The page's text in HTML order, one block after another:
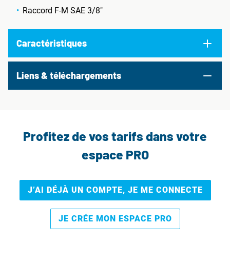
Raccord F-M SAE 3/8"
Caractéristiques
Liens & téléchargements
Profitez de vos tarifs dans votre
espace PRO
J’AI DÉJÀ UN COMPTE, JE ME CONNECTE
JE CRÉE MON ESPACE PRO